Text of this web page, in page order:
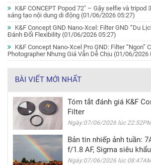
K&F CONCEPT Popod 72" – Gậy selfie và tripod
sáng tạo nội dung di động (01/06/2026 05:27)
K&F Concept GND Nano-Xcel: Filter GND “Du
Đánh Đổi Flexibility (01/06/2026 05:27)
K&F Concept Nano-Xcel Pro GND: Filter “Ngon”
Photographer Nhưng Giá Vẫn Dễ Chịu (01/06/2026
BÀI VIẾT MỚI NHẤT
Tóm tắt đánh giá K&F
Filter
Ngày:07/06/2026 lúc 22:52PM
Bản tin nhiếp ảnh tuần:
f/1.8 AF, Sigma siêu
hấp dẫn
Ngày:07/06/2026 lúc 08:47AM